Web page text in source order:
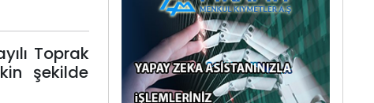
Toprak
şekilde